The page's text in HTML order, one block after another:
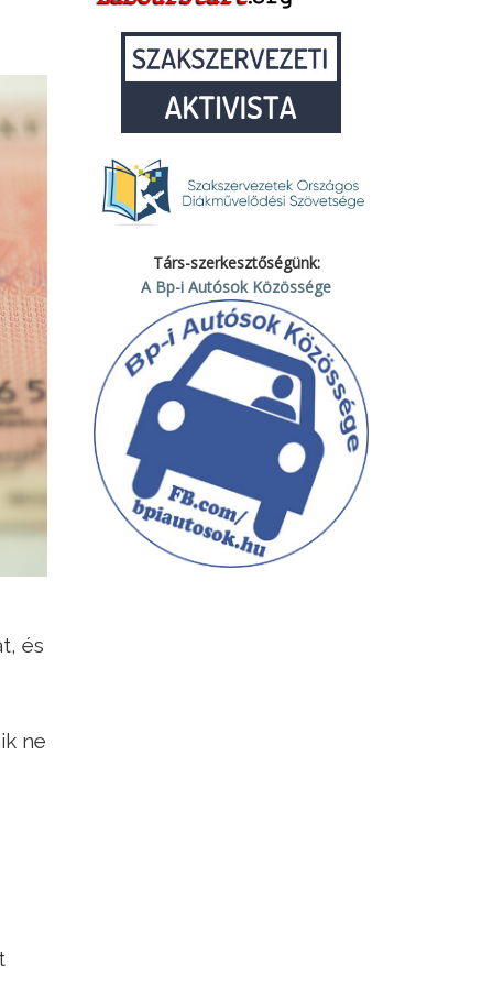
és
ne
Társ-szerkesztőségünk:
A Bp-i Autósok Közössége